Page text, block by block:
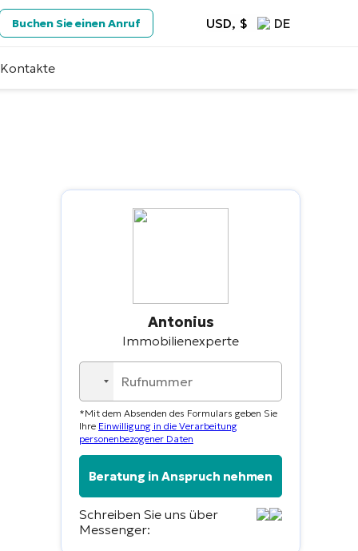
Buchen Sie einen Anruf USD, $ DE
Kontakte
Antonius
Immobilienexperte
No
country
selected
*Mit dem Absenden des Formulars geben Sie
Ihre Einwilligung in die Verarbeitung
personenbezogener Daten
Schreiben Sie uns über
Messenger: